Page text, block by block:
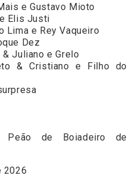
e Gustavo Mioto
Elis Justi
Lima e Rey Vaqueiro
Dez
& Juliano e Grelo
& Cristiano e Filho do
de Boiadeiro de
2026